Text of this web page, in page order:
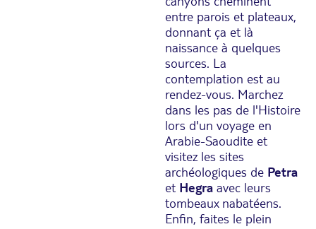
entre parois et plateaux,
donnant ça et là
naissance à quelques
sources. La
contemplation est au
rendez-vous. Marchez
dans les pas de l'Histoire
lors d'un voyage en
Arabie-Saoudite et
visitez les sites
archéologiques de Petra
et Hegra avec leurs
tombeaux nabatéens.
Enfin, faites le plein